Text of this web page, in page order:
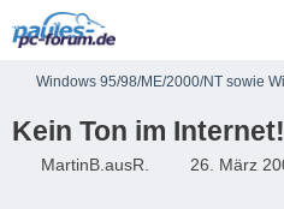
Windows 95/98/ME/2000/NT sowie
Kein Ton im Internet!
MartinB.ausR. 26. März